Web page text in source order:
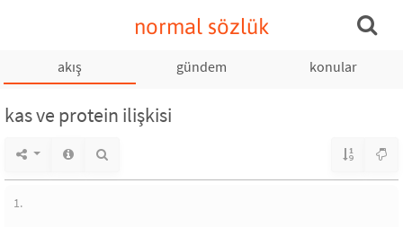
normal sözlük
akış gündem konular
kas ve protein ilişkisi
1.